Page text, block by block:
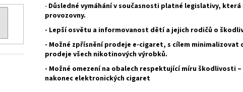
- Důsledné vymáhání v současnosti platné legislativy,
provozovny.
- Lepší osvětu a informovanost dětí a jejich rodičů o
- Možné zpřísnění prodeje e-cigaret, s cílem
prodeje všech nikotinových výrobků.
- Možné omezení na obalech respektující míru škodlivosti
nakonec elektronických cigaret